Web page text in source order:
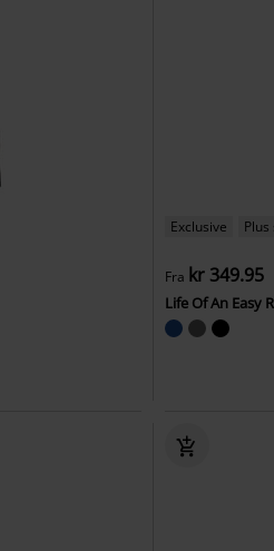
Exclusive
Fra kr 349.95
Life Of An Easy